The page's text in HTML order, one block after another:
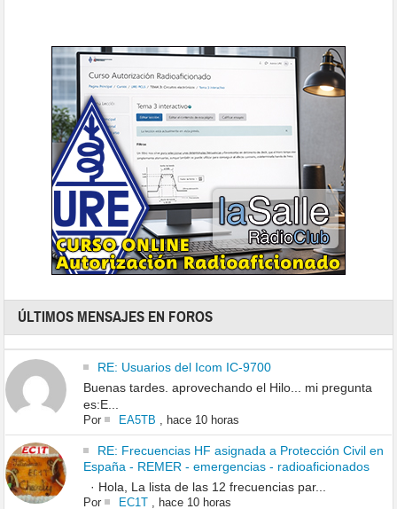
ÚLTIMOS MENSAJES EN FOROS
RE: Usuarios del Icom IC-9700
Buenas tardes. aprovechando el Hilo... mi pregunta
es:E...
Por EA5TB hace 10 horas
RE: Frecuencias HF asignada a Protección Civil en
España - REMER - emergencias - radioaficionados
· Hola, La lista de las 12 frecuencias par...
Por EC1T, hace 10 horas